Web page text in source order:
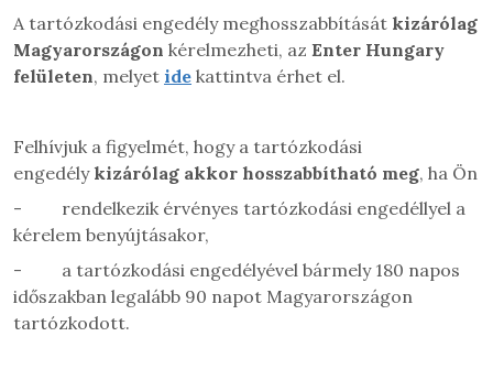
A tartózkodási engedély meghosszabbítását kizárólag
Magyarországon kérelmezheti, az Enter Hungary
felületen, melyet ide kattintva érhet el.
Felhívjuk a figyelmét, hogy a tartózkodási
engedély kizárólag akkor hosszabbítható meg, ha Ön
-
rendelkezik érvényes tartózkodási engedéllyel a
kérelem benyújtásakor,
-
a tartózkodási engedélyével bármely 180 napos
időszakban legalább 90 napot Magyarországon
tartózkodott.